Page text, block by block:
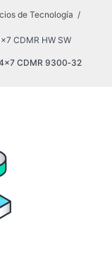
de Tecnología
CDMR HW SW
CDMR 9300‑32